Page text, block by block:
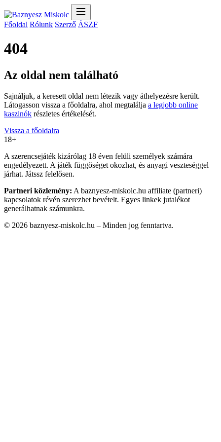
Főoldal Rólunk Szerző ÁSZF
404
Az oldal nem található
Sajnáljuk, a keresett oldal nem létezik vagy áthelyezésre került.
Látogasson vissza a főoldalra, ahol megtalálja a legjobb online
kaszinók részletes értékelését.
Vissza a főoldalra
18+
A szerencsejáték kizárólag 18 éven felüli személyek számára
engedélyezett. A játék függőséget okozhat, és anyagi veszteséggel
járhat. Játssz felelősen.
Partneri közlemény: A baznyesz-miskolc.hu affiliate (partneri)
kapcsolatok révén szerezhet bevételt. Egyes linkek jutalékot
generálhatnak számunkra.
© 2026 baznyesz-miskolc.hu – Minden jog fenntartva.